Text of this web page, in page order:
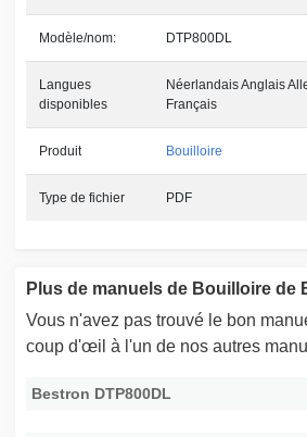
Modèle/nom: DTP800DL
Langues
disponibles
Néerlandais Anglais
Français
Produit Bouilloire
Type de fichier PDF
Plus de manuels de Bouilloire de
Vous n'avez pas trouvé le bon
coup d'œil à l'un de nos autres
Bestron DTP800DL